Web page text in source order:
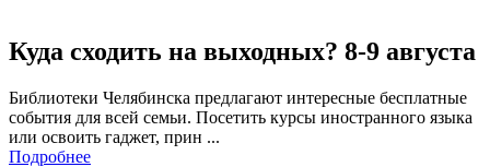
Куда сходить на выходных? 8-9 августа
Библиотеки Челябинска предлагают интересные бесплатные
события для всей семьи. Посетить курсы иностранного языка
или освоить гаджет, прин ...
Подробнее